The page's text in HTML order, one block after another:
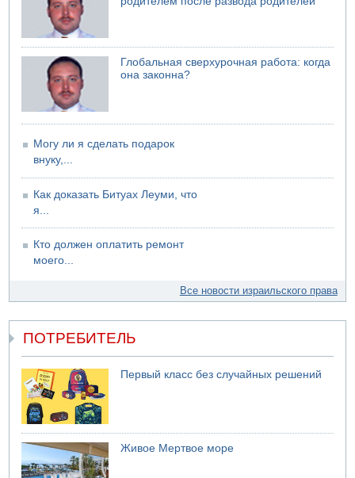
06.08.2026 13:07
Возле Кирьят-Арбы пожар на местности
США не будут давить на Израиль в вопросе Ливана
06.08.2026 11:41
Трое подростков ограбили сексшоп в Холоне
Глобальная сверхурочная работа: когда
она законна?
Могу ли я сделать подарок
внуку,...
Как доказать Битуах Леуми, что
я...
Кто должен оплатить ремонт
моего...
Все новости израильского права
ПОТРЕБИТЕЛЬ
Первый класс без случайных решений
Живое Мертвое море